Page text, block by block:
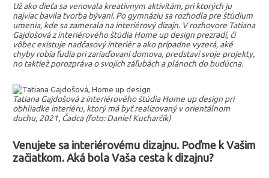
Už ako dieťa sa venovala kreatívnym aktivitám, pri ktorých ju
najviac bavila tvorba bývaní. Po gymnáziu sa rozhodla pre štúdium
umenia, kde sa zamerala na interiérový dizajn. V rozhovore Tatiana
Gajdošová z interiérového štúdia Home up design prezradí, či
vôbec existuje nadčasový interiér a ako prípadne vyzerá, aké
chyby robia ľudia pri zariaďovaní domova, predstaví svoje projekty,
no taktiež porozpráva o svojich záľubách a plánoch do budúcna.
Tatiana Gajdošová z interiérového štúdia Home up design pri
obhliadke interiéru, ktorý má byť realizovaný v orientálnom
duchu, 2021, Čadca (foto: Daniel Kucharčík)
Venujete sa interiérovému dizajnu. Poďme k Vašim
začiatkom. Aká bola Vaša cesta k dizajnu?